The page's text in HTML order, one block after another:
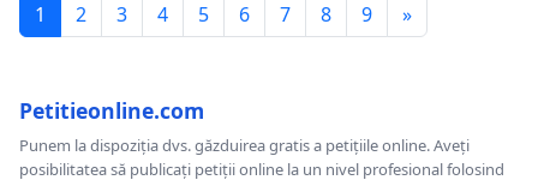
1 2 3 4 5 6 7 8 9 »
Petitieonline.com
Punem la dispoziția dvs. găzduirea gratis a petițiile online. Aveți
posibilitatea să publicați petiții online la un nivel profesional folosind